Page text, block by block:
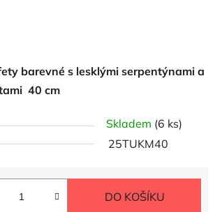
barevné s lesklými serpentýnami a
40 cm
Skladem (6 ks)
25TUKM40
DO KOŠÍKU